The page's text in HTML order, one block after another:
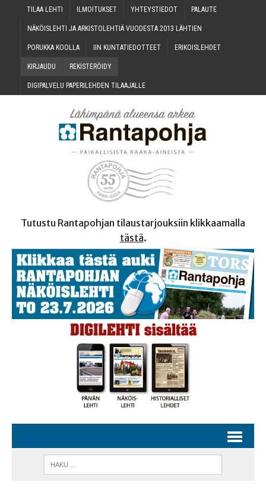
TILAA LEH­TI ILMOI­TUK­SET YHTEYS­TIE­DOT PALAU­TE
NÄKÖIS­LEH­TI JA ARKIS­TO­LEH­TIÄ VUO­DES­TA 2013 LÄHTIEN
PORUK­KA KOOLLA IIN KUN­TA­TIE­DOT­TEET ERI­KOIS­LEH­DET
KIR­JAU­DU REKIS­TE­RÖI­DY
DIGI­PAL­VE­LU PAPE­RI­LEH­DEN TILAAJALLE
Tutustu Rantapohjan tilaustarjouksiin klikkaamalla
tästä.